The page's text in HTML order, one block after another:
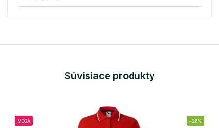
Súvisiace produkty
MEGA -26%